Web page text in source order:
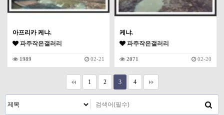
아프리카 케냐.
파주작은갤러리
1989 02-21
케냐.
파주작은갤러리
2071 02-20
1 2 3 4